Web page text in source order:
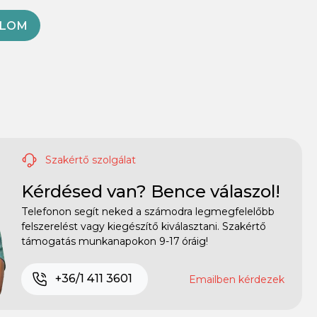
Szakértő szolgálat
Kérdésed van? Bence válaszol!
Telefonon segít neked a számodra legmegfelelőbb
felszerelést vagy kiegészítő kiválasztani. Szakértő
támogatás munkanapokon 9-17 óráig!
+36/1 411 3601 Emailben kérdezek